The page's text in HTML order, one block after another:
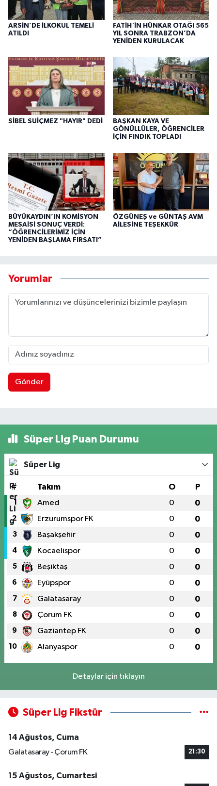
ARSİN’DE İLKOKUL TEMELİ
ATILDI
FATİH'İN HÜNKAR OTAĞI 565
YIL SONRA TRABZON’DA
YENİDEN KURULACAK
SİBEL SUİÇMEZ "HAYIR" DEDİ
BAŞKAN KAYA VE
GÖNÜLLÜLER, ÖĞRENCİLER
İÇİN FINDIK TOPLADI
BÜYÜKAYDIN’IN KOMİSYON
MESAİSİ SONUÇ VERDİ:
“ÖĞRENCİLERİMİZ İÇİN
YENİDEN BAŞLAMA FIRSATI”
ÖZGÜNEŞ ve GÜNTAŞ AVM
AİLESİNE TEŞEKKÜR
Yorumlar
Gönder
Süper Lig Puan Durumu
Süper Lig
# Takım O P
1 Amed 0 0
2 Erzurumspor FK 0 0
3 Başakşehir 0 0
4 Kocaelispor 0 0
5 Beşiktaş 0 0
6 Eyüpspor 0 0
7 Galatasaray 0 0
8 Çorum FK 0 0
9 Gaziantep FK 0 0
10 Alanyaspor 0 0
Detaylar için tıklayın
Süper Lig Fikstür
14 Ağustos, Cuma
Galatasaray - Çorum FK
21:30
15 Ağustos, Cumartesi